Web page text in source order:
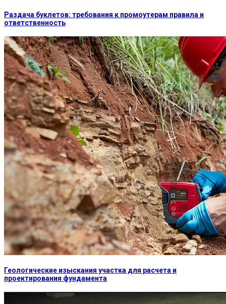
Раздача буклетов: требования к промоутерам правила и
ответственность
Геологические изыскания участка для расчета и
проектирования фундамента